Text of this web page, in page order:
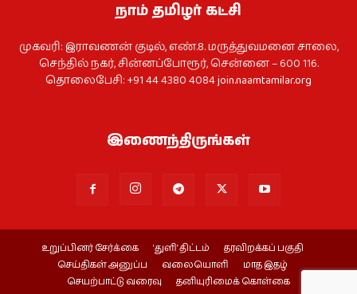
நாம் தமிழர் கட்சி
முகவரி: இராவணன் குடில், எண்.8. மருத்துவமனை சாலை,
செந்தில் நகர், சின்னப்போரூர், சென்னை – 600 116.
தொலைபேசி: +91 44 4380 4084join.naamtamilar.org
இணைந்திருங்கள்
உறுப்பினர் சேர்க்கை ‘துளி’ திட்டம்
தரவிறக்கப் பகுதி
செய்திகள் அனுப்ப
வலையொளி
மாத இதழ்
செயற்பாட்டு வரைவு
தனியுரிமைக் கொள்கை